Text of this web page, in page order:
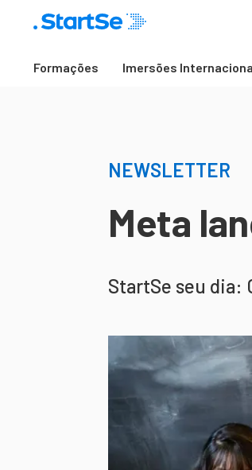
Formações Imersões
NEWSLETTER
Meta
StartSe seu dia: